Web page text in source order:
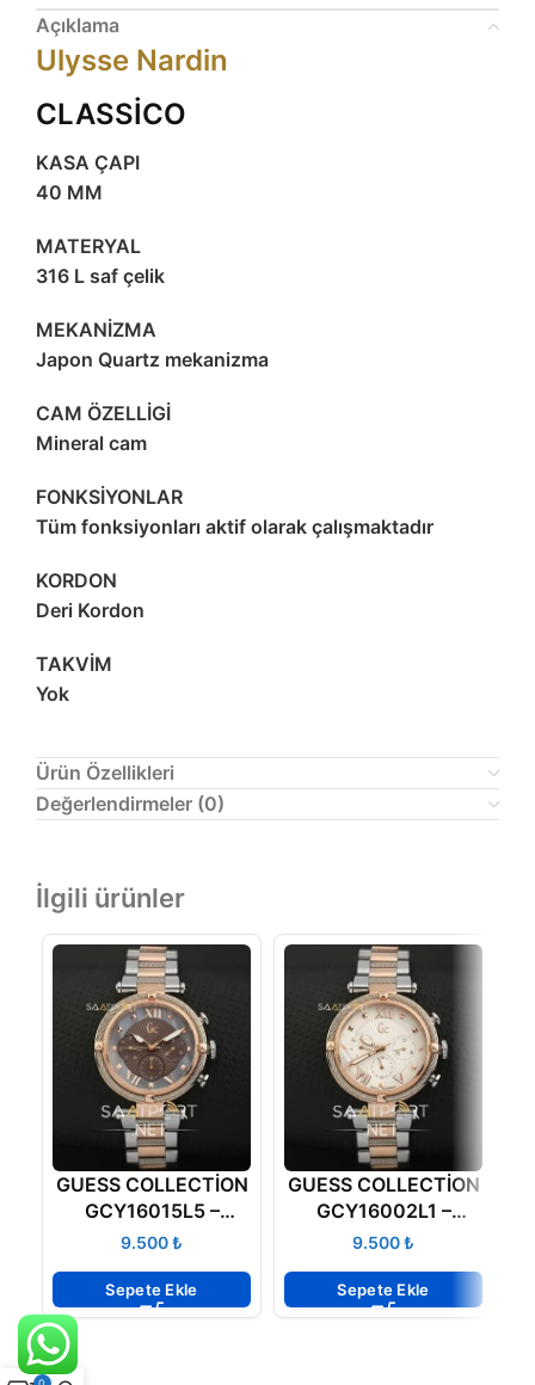
Açıklama
Ulysse Nardin
CLASSİCO
KASA ÇAPI
40 MM
MATERYAL
316 L saf çelik
MEKANİZMA
Japon Quartz mekanizma
CAM ÖZELLİGİ
Mineral cam
FONKSİYONLAR
Tüm fonksiyonları aktif olarak çalışmaktadır
KORDON
Deri Kordon
TAKVİM
Yok
Ürün Özellikleri
Değerlendirmeler (0)
İlgili ürünler
GUESS COLLECTİON
GCY16015L5 –
38MM Bayan Saati
₺
Sepete Ekle
GUESS COLLECTİON
GCY16002L1 –
38MM GC SAATLER
₺
Sepete Ekle